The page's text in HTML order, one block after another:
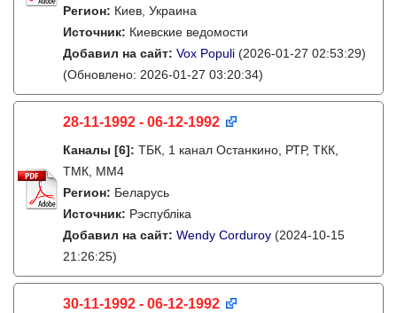
Регион: Киев, Украина
Источник: Киевские ведомости
Добавил на сайт: Vox Populi (2026-01-27 02:53:29)
(Обновлено: 2026-01-27 03:20:34)
28-11-1992 - 06-12-1992
Каналы [6]: ТБК, 1 канал Останкино, РТР, ТКК,
ТМК, ММ4
Регион: Беларусь
Источник: Рэспубліка
Добавил на сайт: Wendy Corduroy (2024-10-15
21:26:25)
30-11-1992 - 06-12-1992